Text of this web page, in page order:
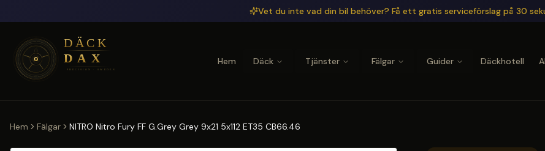
Vet du inte vad din bil behöver? Få ett gratis serviceförslag på 30
Hem Däck Tjänster Fälgar Guider Däckhotell
Hem Fälgar NITRO Nitro Fury FF G.Grey Grey 9x21 5x112 ET35 CB66.46